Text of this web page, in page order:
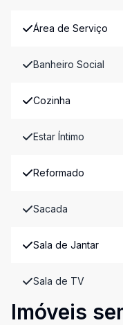
Área de Serviço
Banheiro Social
Cozinha
Estar Íntimo
Reformado
Sacada
Sala de Jantar
Sala de TV
Imóveis